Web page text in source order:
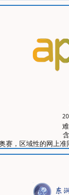
，区域性的网上